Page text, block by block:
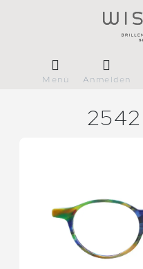
Menü Anmelden
2542